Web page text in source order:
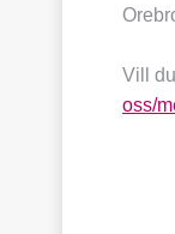
Vill
oss/